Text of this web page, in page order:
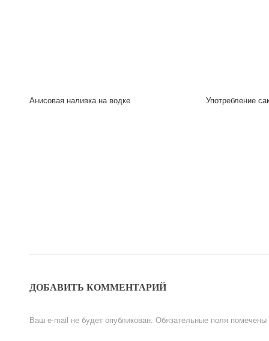
Анисовая наливка на водке Употребление
ДОБАВИТЬ КОММЕНТАРИЙ
Ваш e-mail не будет опубликован. Обязательные поля помечены